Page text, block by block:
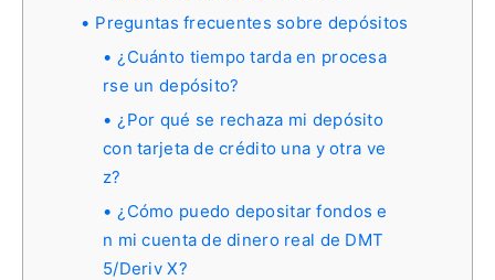
Preguntas frecuentes sobre depósitos
¿Cuánto tiempo tarda en procesa
rse un depósito?
¿Por qué se rechaza mi depósito
con tarjeta de crédito una y otra ve
z?
¿Cómo puedo depositar fondos e
n mi cuenta de dinero real de DMT
5/Deriv X?